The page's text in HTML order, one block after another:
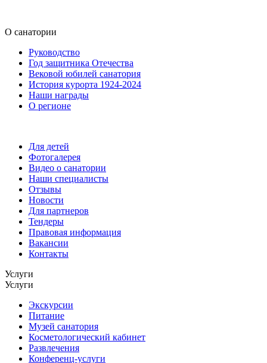
О санатории
Руководство
Год защитника Отечества
Вековой юбилей санатория
История курорта 1924-2024
Наши награды
О регионе
Для детей
Фотогалерея
Видео о санатории
Наши специалисты
Отзывы
Новости
Для партнеров
Тендеры
Правовая информация
Вакансии
Контакты
Услуги
Услуги
Экскурсии
Питание
Музей санатория
Косметологический кабинет
Развлечения
Конференц-услуги